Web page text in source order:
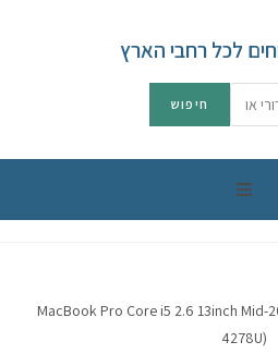
לכל רחבי הארץ